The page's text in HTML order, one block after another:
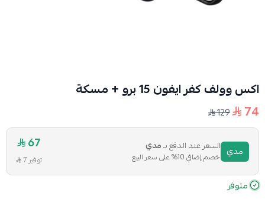
اكس وولف كفر ايفون 15 برو + مسكة
74
129
مدي السعر عند الدفع بـمدي
خصم إضافي 10% على سعر البيع
67
توفير 7
متوفر